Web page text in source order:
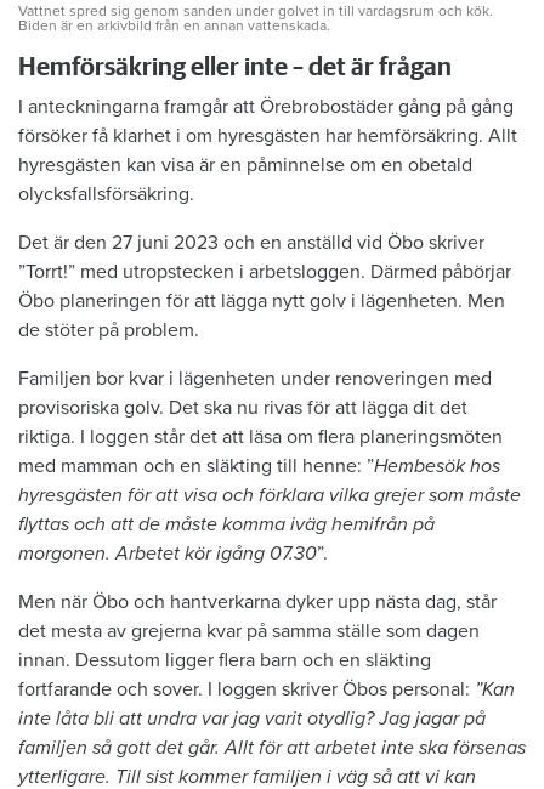
Vattnet spred sig genom sanden under golvet in till vardagsrum och kök.
Biden är en arkivbild från en annan vattenskada.
Hemförsäkring eller inte – det är frågan
I anteckningarna framgår att Örebrobostäder gång på gång
försöker få klarhet i om hyresgästen har hemförsäkring. Allt
hyresgästen kan visa är en påminnelse om en obetald
olycksfallsförsäkring.
Det är den 27 juni 2023 och en anställd vid Öbo skriver
”Torrt!” med utropstecken i arbetsloggen. Därmed påbörjar
Öbo planeringen för att lägga nytt golv i lägenheten. Men
de stöter på problem.
Familjen bor kvar i lägenheten under renoveringen med
provisoriska golv. Det ska nu rivas för att lägga dit det
riktiga. I loggen står det att läsa om flera planeringsmöten
med mamman och en släkting till henne: ”Hembesök hos
hyresgästen för att visa och förklara vilka grejer som måste
flyttas och att de måste komma iväg hemifrån på
morgonen. Arbetet kör igång 07.30”.
Men när Öbo och hantverkarna dyker upp nästa dag, står
det mesta av grejerna kvar på samma ställe som dagen
innan. Dessutom ligger flera barn och en släkting
fortfarande och sover. I loggen skriver Öbos personal: ”Kan
inte låta bli att undra var jag varit otydlig? Jag jagar på
familjen så gott det går. Allt för att arbetet inte ska försenas
ytterligare. Till sist kommer familjen i väg så att vi kan